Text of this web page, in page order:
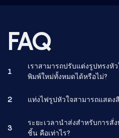
FAQ
1
เราสามารถปรับแต่งรูปทรงหั
พิมพ์ใหม่ทั้งหมดได้หรือไม่?
2 แท่งไฟรูปหัวใจสามารถแสดง
3
ระยะเวลานำส่งสำหรับการสั่
ชิ้น คือเท่าไร?